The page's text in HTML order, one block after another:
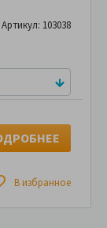
Артикул: 103038
В избранное